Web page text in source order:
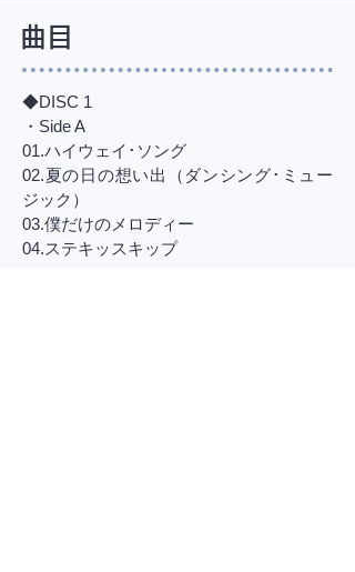
​曲目
◆DISC 1
・Side A
01.ハイウェイ･ソング
02.夏の日の想い出（ダンシング･ミュー
ジック）
03.僕だけのメロディー
04.ステキッスキップ